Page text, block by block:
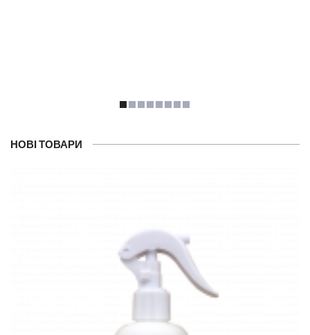
НОВІ ТОВАРИ